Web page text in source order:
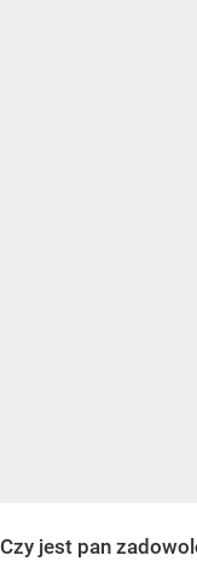
Czy jest pan